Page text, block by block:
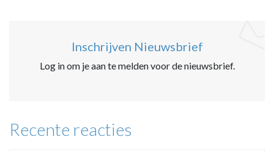
Inschrijven Nieuwsbrief
Log in om je aan te melden voor de nieuwsbrief.
Recente reacties